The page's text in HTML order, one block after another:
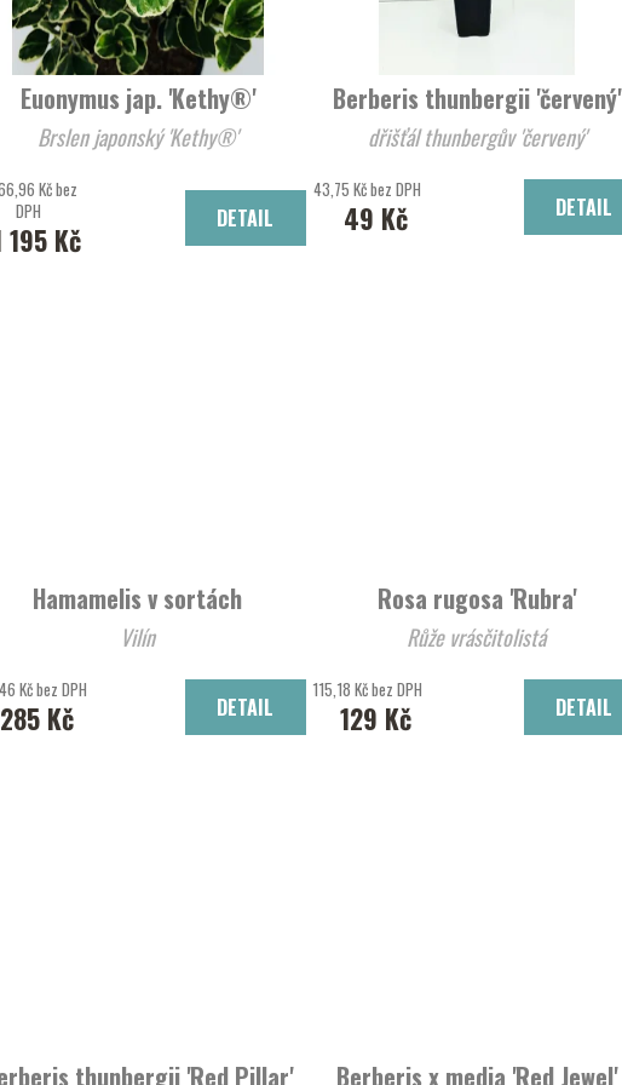
Euonymus jap. 'Kethy®'
Brslen japonský 'Kethy®'
Kč bez
DPH
195 Kč
DETAIL
Berberis thunbergii 'červený'
dřišťál thunbergův 'červený'
43,75 Kč bez DPH
49 Kč DETAIL
Hamamelis v sortách
Vilín
Kč bez DPH
285 Kč DETAIL
Rosa rugosa 'Rubra'
Růže vrásčitolistá
115,18 Kč bez DPH
129 Kč DETAIL
thunbergii 'Red Pillar' Berberis x media 'Red Jewel'